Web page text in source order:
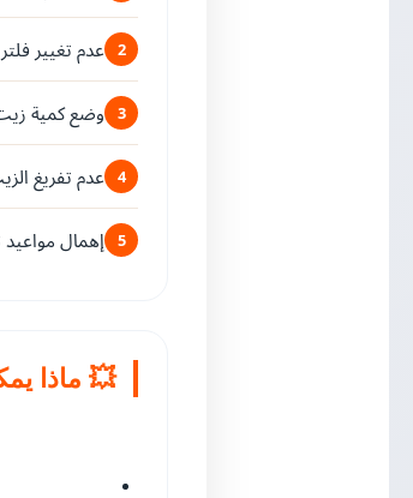
2 عدم تغيير
3 وضع كمية
4 عدم تفريغ
5 إهمال مواعيد
💥 ماذا